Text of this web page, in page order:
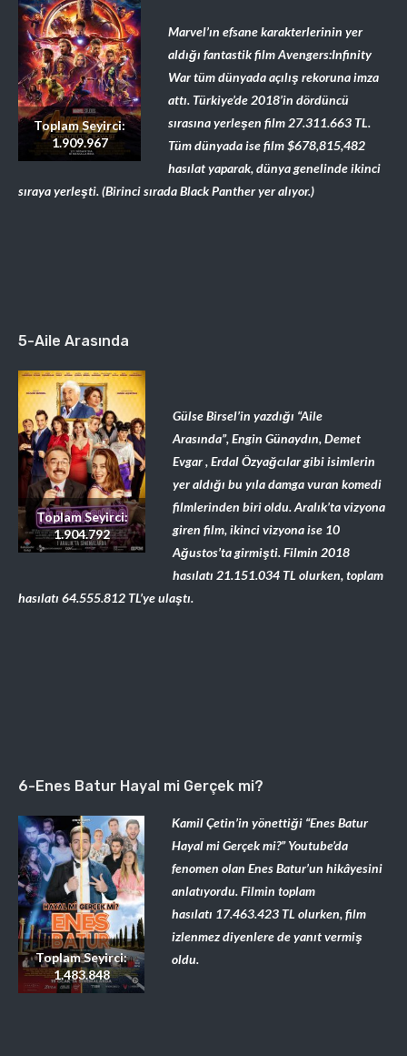
Toplam Seyirci:
1.909.967
Marvel’ın efsane karakterlerinin yer
aldığı fantastik film Avengers:Infinity
War tüm dünyada açılış rekoruna imza
attı. Türkiye’de 2018’in dördüncü
sırasına yerleşen film27.311.663 TL.
Tüm dünyada ise film $678,815,482
hasılat yaparak,dünya genelinde ikinci
sıraya yerleşti. (Birinci sırada Black Panther yer alıyor.)
5-Aile Arasında
Toplam Seyirci:
1.904.792
Gülse Birsel’in yazdığı “Aile
Arasında”,Engin Günaydın, Demet
Evgar , Erdal Özyağcılar gibi isimlerin
yer aldığı bu yıla damga vuran komedi
filmlerinden biri oldu. Aralık’ta vizyona
giren film, ikinci vizyona ise 10
Ağustos’ta girmişti. Filmin 2018
hasılatı 21.151.034 TL olurken, toplam
hasılatı 64.555.812 TL’ye ulaştı.
6-Enes Batur Hayal mi Gerçek mi?
Toplam Seyirci:
1.483.848
Kamil Çetin’in yönettiği “Enes Batur
Hayal mi Gerçek mi?” Youtube’da
fenomen olan Enes Batur’un hikâyesini
anlatıyordu. Filmin toplam
hasılatı 17.463.423 TL olurken, film
izlenmez diyenlere de yanıt vermiş
oldu.